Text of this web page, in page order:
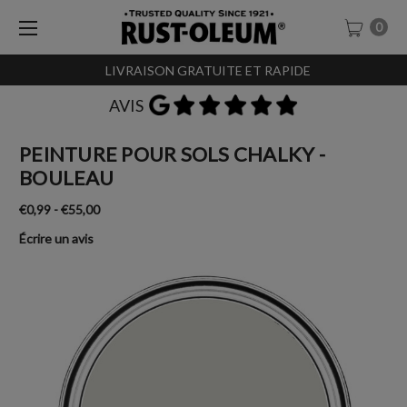
LIVRAISON GRATUITE ET RAPIDE
0
AVIS
PEINTURE POUR SOLS CHALKY -
BOULEAU
€0,99 - €55,00
Écrire un avis